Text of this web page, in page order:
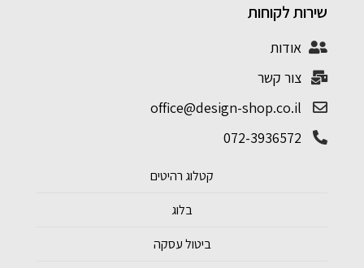
שירות לקוחות
אודות
צור קשר
office@design-shop.co.il
072-3936572
קטלוג רהיטים
בלוג
ביטול עסקה